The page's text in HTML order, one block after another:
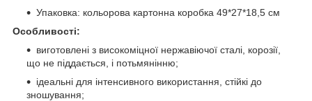
Упаковка: кольорова картонна коробка 49*27*18,5 см
Особливості:
виготовлені з високоміцної нержавіючої сталі, корозії,
що не піддається, і потьмянінню;
ідеальні для інтенсивного використання, стійкі до
зношування;